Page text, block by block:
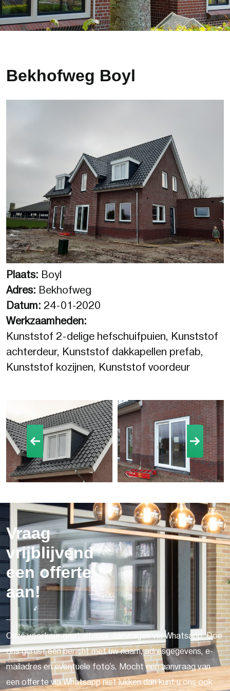
Bekhofweg Boyl
Plaats: Boyl
Adres: Bekhofweg
Datum: 24-01-2020
Werkzaamheden:
Kunststof 2-delige hefschuifpuien, Kunststof
achterdeur, Kunststof dakkapellen prefab,
Kunststof kozijnen, Kunststof voordeur
Vraag
vrijblijvend
een offerte
aan!
Onze voorkeur gaat uit naar aanvragen via Whatsapp. Doe
ons gerust een bericht met uw naam, adresgegevens, e-
mailadres en eventuele foto's. Mocht een aanvraag van
een offerte via Whatsapp niet lukken dan kunt u ons ook